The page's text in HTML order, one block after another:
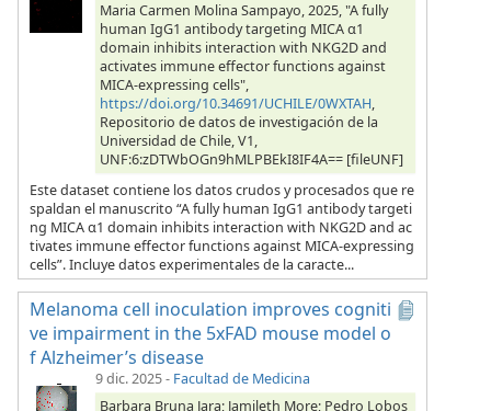
Maria Carmen Molina Sampayo, 2025, "A fully
human IgG1 antibody targeting MICA α1
domain inhibits interaction with NKG2D and
activates immune effector functions against
MICA-expressing cells",
https://doi.org/10.34691/UCHILE/0WXTAH,
Repositorio de datos de investigación de la
Universidad de Chile, V1,
UNF:6:zDTWbOGn9hMLPBEkI8IF4A== [fileUNF]
Este dataset contiene los datos crudos y procesados que re
spaldan el manuscrito “A fully human IgG1 antibody targeti
ng MICA α1 domain inhibits interaction with NKG2D and ac
tivates immune effector functions against MICA-expressing
cells”. Incluye datos experimentales de la caracte...
Melanoma cell inoculation improves cogniti
ve impairment in the 5xFAD mouse model o
f Alzheimer’s disease
9 dic. 2025- Facultad de Medicina
Barbara Bruna Jara; Jamileth More; Pedro Lobos